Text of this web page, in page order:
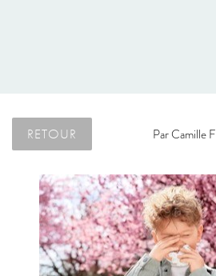
RETOUR ParCamille